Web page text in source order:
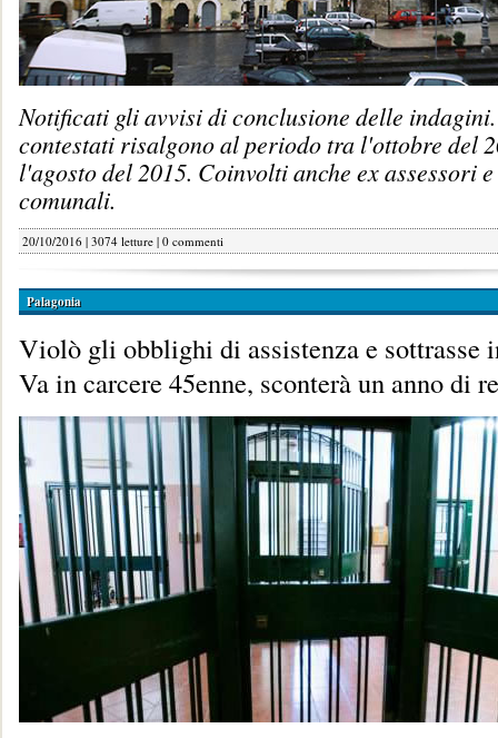
Notificati gli avvisi di conclusione delle
contestati risalgono al periodo tra l'ottobre del
l'agosto del 2015. Coinvolti anche ex assessori
comunali.
20/10/2016 | 3074 letture | 0 commenti
Palagonia
Violò gli obblighi di assistenza e sottrasse
Va in carcere 45enne, sconterà un anno di